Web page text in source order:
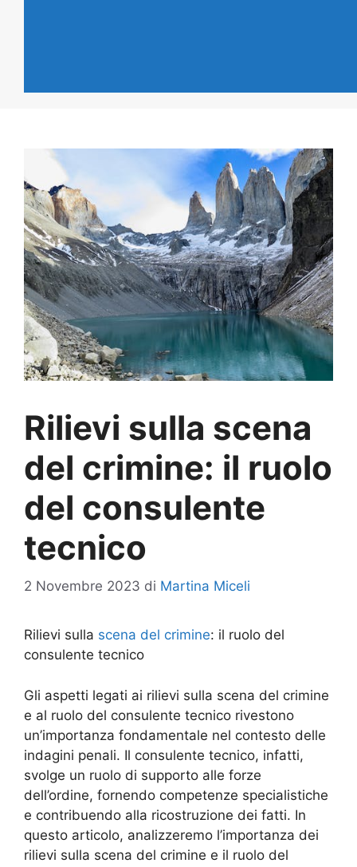
Rilievi sulla scena
del crimine: il ruolo
del consulente
tecnico
2 Novembre 2023 di Martina Miceli
Rilievi sulla scena del crimine: il ruolo del
consulente tecnico
Gli aspetti legati ai rilievi sulla scena del crimine
e al ruolo del consulente tecnico rivestono
un’importanza fondamentale nel contesto delle
indagini penali. Il consulente tecnico, infatti,
svolge un ruolo di supporto alle forze
dell’ordine, fornendo competenze specialistiche
e contribuendo alla ricostruzione dei fatti. In
questo articolo, analizzeremo l’importanza dei
rilievi sulla scena del crimine e il ruolo del